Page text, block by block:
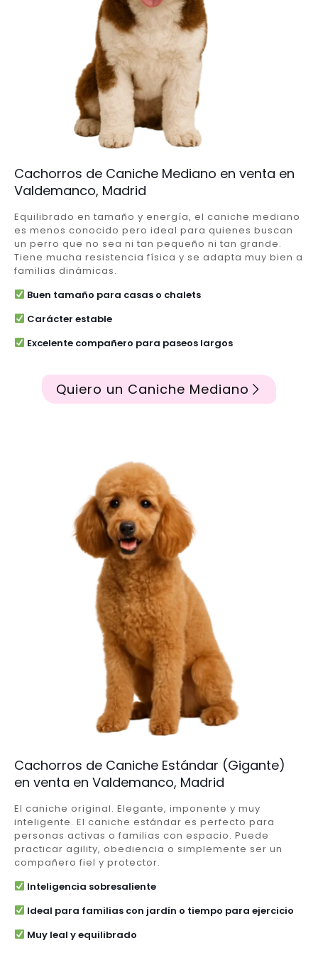
Cachorros de Caniche Mediano en venta en
Valdemanco, Madrid
Equilibrado en tamaño y energía, el caniche mediano
es menos conocido pero ideal para quienes buscan
un perro que no sea ni tan pequeño ni tan grande.
Tiene mucha resistencia física y se adapta muy bien a
familias dinámicas.
Buen tamaño para casas o chalets
Carácter estable
Excelente compañero para paseos largos
Quiero un Caniche Mediano
Cachorros de Caniche Estándar (Gigante)
en venta en Valdemanco, Madrid
El caniche original. Elegante, imponente y muy
inteligente. El caniche estándar es perfecto para
personas activas o familias con espacio. Puede
practicar agility, obediencia o simplemente ser un
compañero fiel y protector.
Inteligencia sobresaliente
Ideal para familias con jardín o tiempo para ejercicio
Muy leal y equilibrado